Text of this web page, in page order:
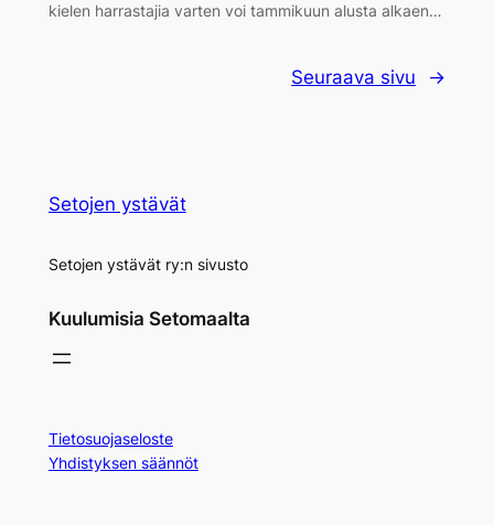
kielen harrastajia varten voi tammikuun alusta alkaen…
Seuraava sivu →
Setojen ystävät
Setojen ystävät ry:n sivusto
Kuulumisia Setomaalta
Tietosuojaseloste
Yhdistyksen säännöt